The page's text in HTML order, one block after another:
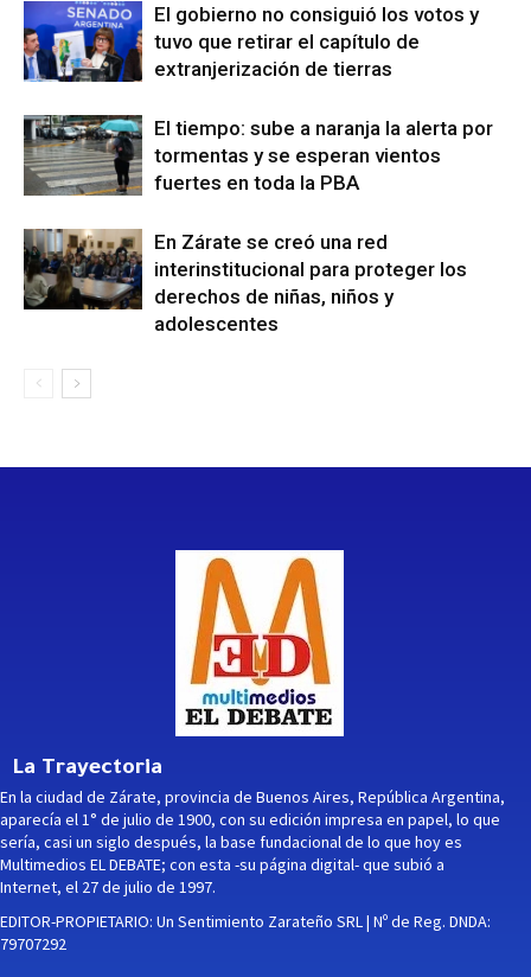
El gobierno no consiguió los votos y
tuvo que retirar el capítulo de
extranjerización de tierras
El tiempo: sube a naranja la alerta por
tormentas y se esperan vientos
fuertes en toda la PBA
En Zárate se creó una red
interinstitucional para proteger los
derechos de niñas, niños y
adolescentes
La Trayectoria
En la ciudad de Zárate, provincia de Buenos Aires, República Argentina,
aparecía el 1° de julio de 1900, con su edición impresa en papel, lo que
sería, casi un siglo después, la base fundacional de lo que hoy es
Multimedios EL DEBATE; con esta -su página digital- que subió a
Internet, el 27 de julio de 1997.
EDITOR-PROPIETARIO: Un Sentimiento Zarateño SRL | Nº de Reg. DNDA:
79707292